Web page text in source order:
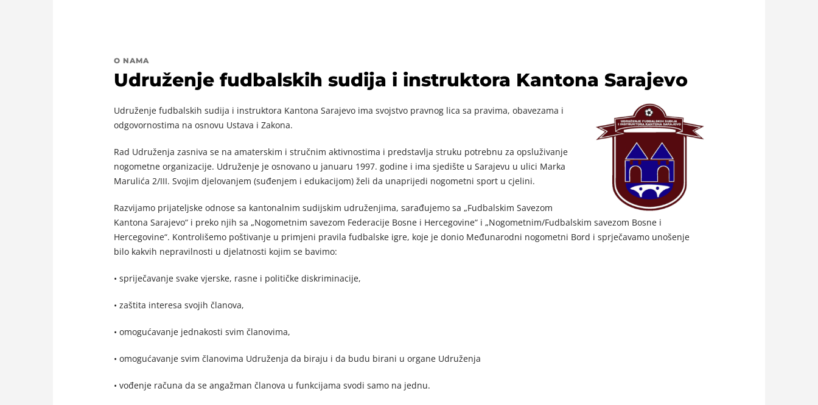
O NAMA
Udruženje fudbalskih sudija i instruktora Kantona Sarajevo
Udruženje fudbalskih sudija i instruktora Kantona Sarajevo ima svojstvo pravnog lica sa pravima, obavezama i
odgovornostima na osnovu Ustava i Zakona.
Rad Udruženja zasniva se na amaterskim i stručnim aktivnostima i predstavlja struku potrebnu za opsluživanje
nogometne organizacije. Udruženje je osnovano u januaru 1997. godine i ima sjedište u Sarajevu u ulici Marka
Marulića 2/III. Svojim djelovanjem (suđenjem i edukacijom) želi da unaprijedi nogometni sport u cjelini.
Razvijamo prijateljske odnose sa kantonalnim sudijskim udruženjima, sarađujemo sa „Fudbalskim Savezom
Kantona Sarajevo“ i preko njih sa „Nogometnim savezom Federacije Bosne i Hercegovine“ i „Nogometnim/Fudbalskim savezom Bosne i
Hercegovine“. Kontrolišemo poštivanje u primjeni pravila fudbalske igre, koje je donio Međunarodni nogometni Bord i sprječavamo unošenje
bilo kakvih nepravilnosti u djelatnosti kojim se bavimo:
• spriječavanje svake vjerske, rasne i političke diskriminacije,
• zaštita interesa svojih članova,
• omogućavanje jednakosti svim članovima,
• omogućavanje svim članovima Udruženja da biraju i da budu birani u organe Udruženja
• vođenje računa da se angažman članova u funkcijama svodi samo na jednu.